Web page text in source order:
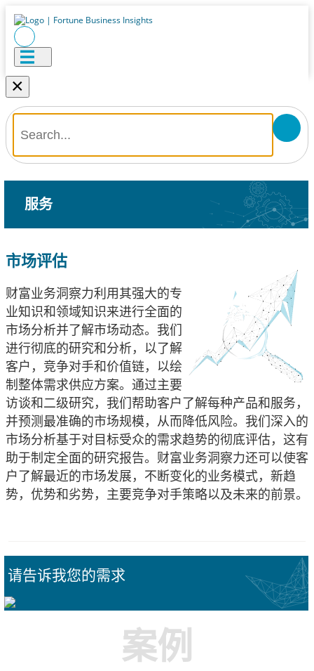
×
服务
市场评估
财富业务洞察力利用其强大的专
业知识和领域知识来进行全面的
市场分析并了解市场动态。我们
进行彻底的研究和分析，以了解
客户，竞争对手和价值链，以绘
制整体需求供应方案。通过主要
访谈和二级研究，我们帮助客户了解每种产品和服务，
并预测最准确的市场规模，从而降低风险。我们深入的
市场分析基于对目标受众的需求趋势的彻底评估，这有
助于制定全面的研究报告。财富业务洞察力还可以使客
户了解最近的市场发展，不断变化的业务模式，新趋
势，优势和劣势，主要竞争对手策略以及未来的前景。
请告诉我您的需求
案例